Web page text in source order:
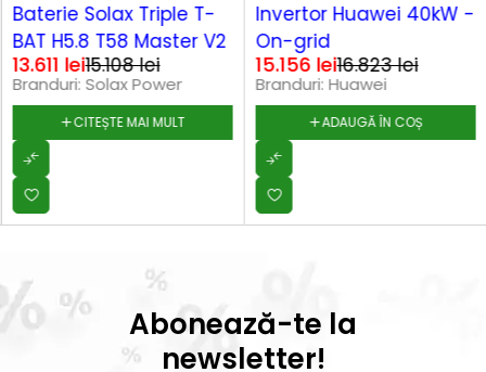
Baterie Solax Triple T-
BAT H5.8 T58 Master V2
15.108lei
13.611 lei
Branduri: Solax Power
CITEȘTE MAI MULT
Invertor Huawei 40kW -
On-grid
16.823lei
15.156 lei
Branduri: Huawei
ADAUGĂ ÎN COȘ
Abonează-te la
newsletter!